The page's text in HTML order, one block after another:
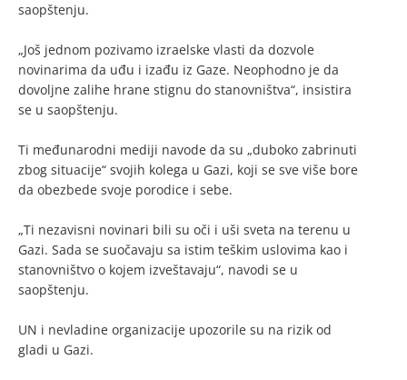
saopštenju.
„Još jednom pozivamo izraelske vlasti da dozvole
novinarima da uđu i izađu iz Gaze. Neophodno je da
dovoljne zalihe hrane stignu do stanovništva“, insistira
se u saopštenju.
Ti međunarodni mediji navode da su „duboko zabrinuti
zbog situacije“ svojih kolega u Gazi, koji se sve više bore
da obezbede svoje porodice i sebe.
„Ti nezavisni novinari bili su oči i uši sveta na terenu u
Gazi. Sada se suočavaju sa istim teškim uslovima kao i
stanovništvo o kojem izveštavaju“, navodi se u
saopštenju.
UN i nevladine organizacije upozorile su na rizik od
gladi u Gazi.